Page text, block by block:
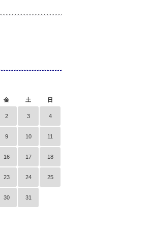
金 土 日
2 3 4
9 10 11
16 17 18
23 24 25
30 31